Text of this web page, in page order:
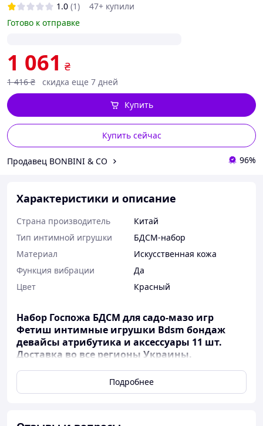
1.0 (1)
47+ купили
Готово к отправке
1 061 ₴
1 416 ₴ скидка еще 7 дней
Купить сейчас
Купить
Продавец BONBINI & CO 96%
Характеристики и описание
Страна производитель
Китай
Тип интимной игрушки
БДСМ-набор
Материал
Искусственная кожа
Функция вибрации
Да
Цвет
Красный
Набор Госпожа БДСМ для садо-мазо игр
Фетиш интимные игрушки Bdsm бондаж
девайсы атрибутика и аксессуары 11 шт.
Доставка во все регионы Украины.
Подробнее